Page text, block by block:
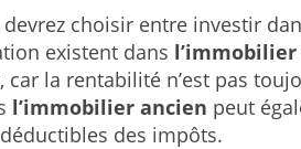
choisir entre investir
existent dans
la rentabilité n’est pas
l’immobilier ancien peut
des impôts.